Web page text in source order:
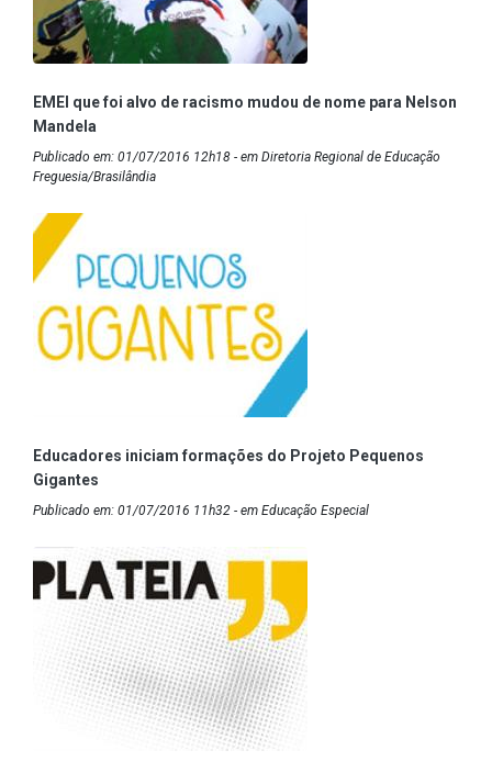
EMEI que foi alvo de racismo mudou de nome para Nelson
Mandela
Publicado em: 01/07/2016 12h18 - em Diretoria Regional de Educação
Freguesia/Brasilândia
Educadores iniciam formações do Projeto Pequenos
Gigantes
Publicado em: 01/07/2016 11h32 - em Educação Especial